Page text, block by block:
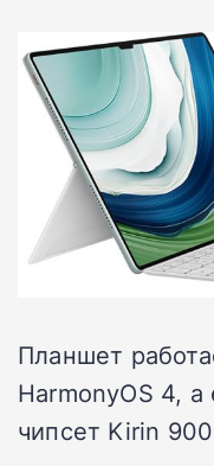
Планшет
HarmonyOS 4, а
чипсет Kirin